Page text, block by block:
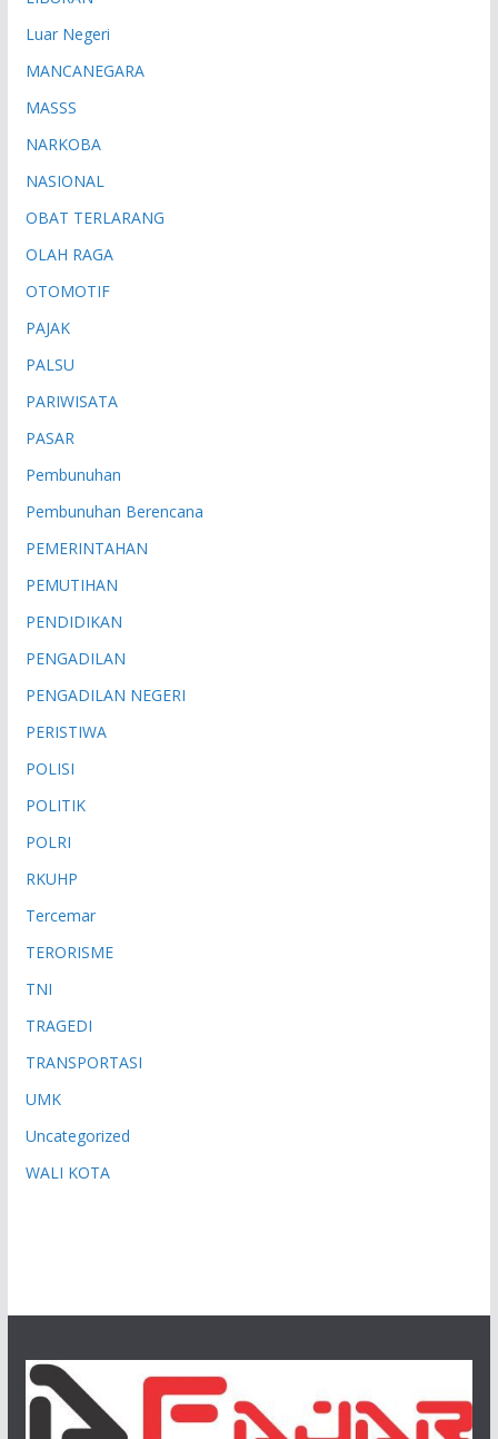
Luar Negeri
MANCANEGARA
MASSS
NARKOBA
NASIONAL
OBAT TERLARANG
OLAH RAGA
OTOMOTIF
PAJAK
PALSU
PARIWISATA
PASAR
Pembunuhan
Pembunuhan Berencana
PEMERINTAHAN
PEMUTIHAN
PENDIDIKAN
PENGADILAN
PENGADILAN NEGERI
PERISTIWA
POLISI
POLITIK
POLRI
RKUHP
Tercemar
TERORISME
TNI
TRAGEDI
TRANSPORTASI
UMK
Uncategorized
WALI KOTA